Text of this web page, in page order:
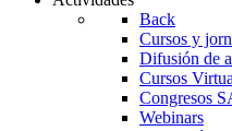
Back
Cursos y
Difusión de
Cursos
Congresos
Webinars